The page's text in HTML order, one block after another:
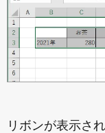
リボンが表示さ